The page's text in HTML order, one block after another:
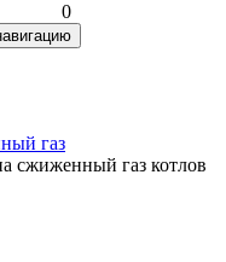
0
газ
сжиженный газ котлов